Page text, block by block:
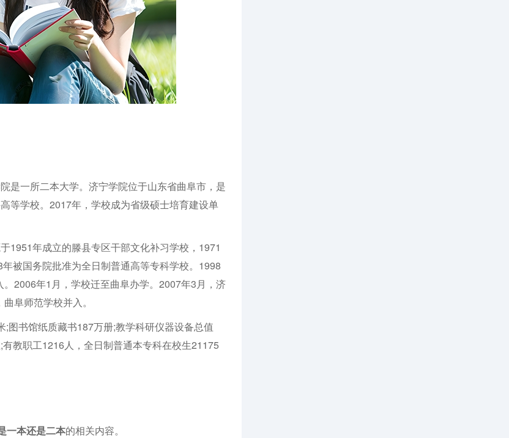
是一所二本大学。济宁学院位于山东省曲阜市，是
等学校。2017年，学校成为省级硕士培育建设单
1951年成立的滕县专区干部文化补习学校，1971
被国务院批准为全日制普通高等专科学校。1998
2006年1月，学校迁至曲阜办学。2007年3月，济
阜师范学校并入。
图书馆纸质藏书187万册;教学科研仪器设备总值
教职工1216人，全日制普通本专科在校生21175
一本还是二本的相关内容。